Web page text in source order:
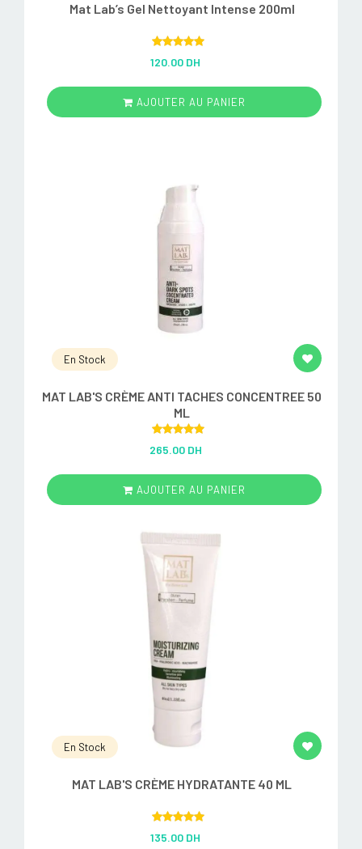
Mat Lab’s Gel Nettoyant Intense 200ml
out of 5
120.00 DH
AJOUTER AU PANIER
En Stock
MAT LAB'S CRÈME ANTI TACHES CONCENTREE 50
ML
out of 5
265.00 DH
AJOUTER AU PANIER
En Stock
MAT LAB'S CRÈME HYDRATANTE 40 ML
out of 5
135.00 DH